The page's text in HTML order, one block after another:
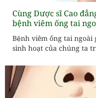
Cùng Dược sĩ Cao
bệnh viêm ống tai
Bệnh viêm ống tai
sinh hoạt của chúng ta
nhằm hạn chế mắc
giữa ở người...